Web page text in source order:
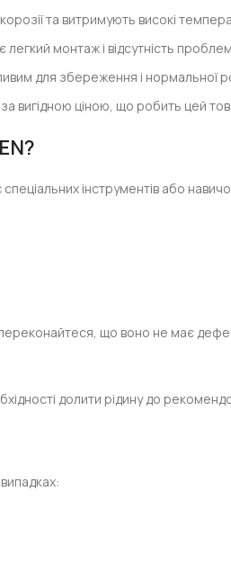
та витримують високі
монтаж і відсутність
для збереження і нормальної
за вигідною ціною, що робить цей
інструментів або
що воно не має
долити рідину до